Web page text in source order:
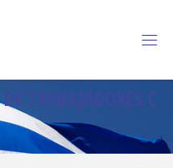
D R A BAJADORES C